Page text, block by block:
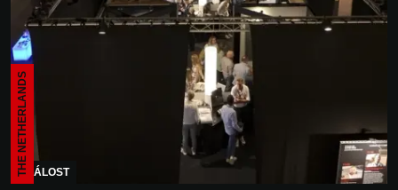
UDÁLOST
THE NETHERLANDS